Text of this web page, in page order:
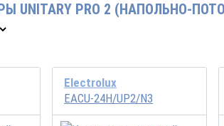
UNITARY PRO 2 (НАПОЛЬНО-
Electrolux
EACU-24H/UP2/N3